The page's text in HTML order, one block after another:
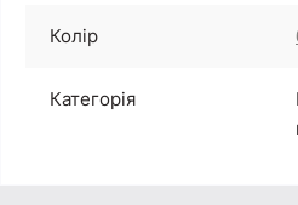
Колір
Категорія